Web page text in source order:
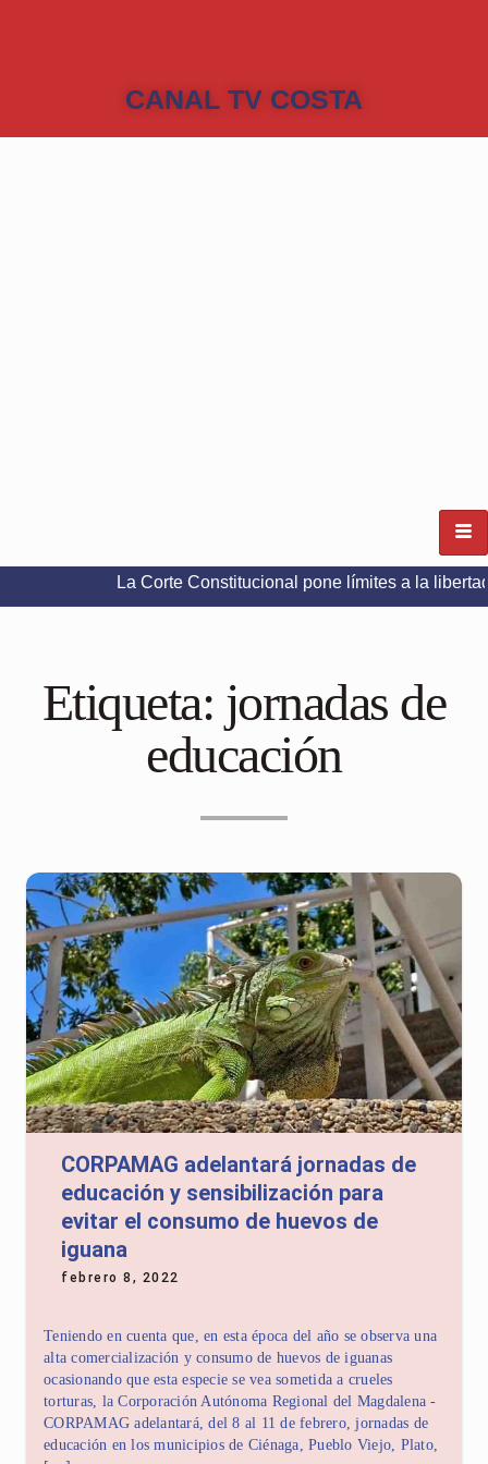
CANAL TV COSTA
La Corte Constitucional pone límites a la libertad de
Etiqueta: jornadas de
educación
CORPAMAG adelantará jornadas de
educación y sensibilización para
evitar el consumo de huevos de
iguana
febrero 8, 2022
Teniendo en cuenta que, en esta época del año se observa una
alta comercialización y consumo de huevos de iguanas
ocasionando que esta especie se vea sometida a crueles
torturas, la Corporación Autónoma Regional del Magdalena -
CORPAMAG adelantará, del 8 al 11 de febrero, jornadas de
educación en los municipios de Ciénaga, Pueblo Viejo, Plato,